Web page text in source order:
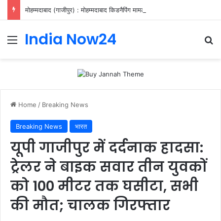
India Now24
Home / Breaking News
Breaking News भारत
यूपी गाजीपुर में दर्दनाक हादसा:
ट्रेलर ने बाइक सवार तीन युवकों
को 100 मीटर तक घसीटा, सभी
की मौत; चालक गिरफ्तार